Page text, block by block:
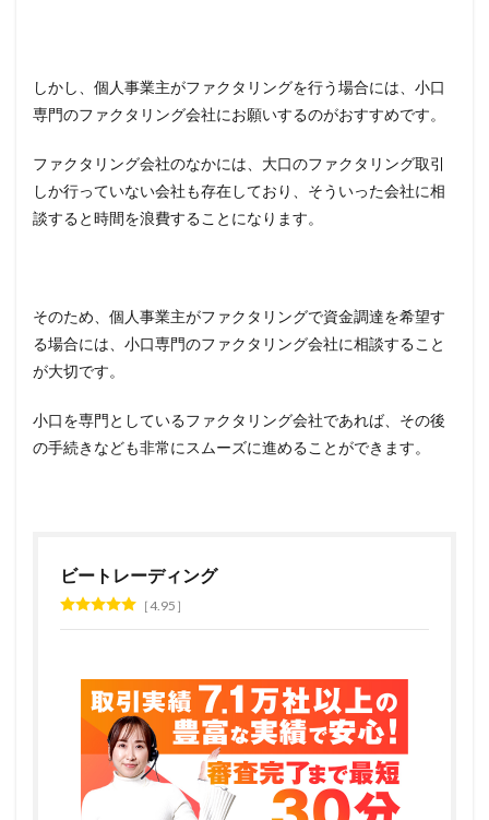
しかし、個人事業主がファクタリングを行う場合には、小口
専門のファクタリング会社にお願いするのがおすすめです。
ファクタリング会社のなかには、大口のファクタリング取引
しか行っていない会社も存在しており、そういった会社に相
談すると時間を浪費することになります。
そのため、個人事業主がファクタリングで資金調達を希望す
る場合には、小口専門のファクタリング会社に相談すること
が大切です。
小口を専門としているファクタリング会社であれば、その後
の手続きなども非常にスムーズに進めることができます。
ビートレーディング
4.95